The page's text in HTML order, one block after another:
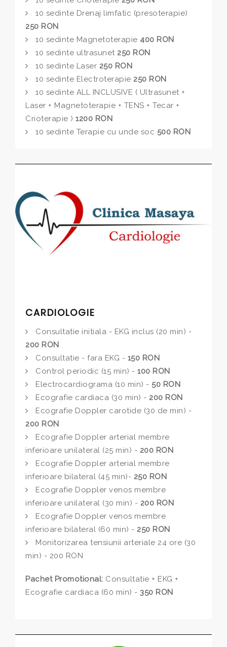
10 sedinte Drenaj limfatic (presoterapie)
250 RON
10 sedinte Magnetoterapie 400 RON
10 sedinte ultrasunet 250 RON
10 sedinte Laser 250 RON
10 sedinte Electroterapie 250 RON
10 sedinte ALL INCLUSIVE ( Ultrasunet +
Laser + Magnetoterapie + TENS + Tecar +
Crioterapie ) 1200 RON
10 sedinte Terapie cu unde soc 500 RON
CARDIOLOGIE
Consultatie initiala - EKG inclus (20 min) -
200 RON
Consultatie - fara EKG - 150 RON
Control periodic (15 min) - 100 RON
Electrocardiograma (10 min) - 50 RON
Ecografie cardiaca (30 min) - 200 RON
Ecografie Doppler carotide (30 de min) -
200 RON
Ecografie Doppler arterial membre
inferioare unilateral (25 min) - 200 RON
Ecografie Doppler arterial membre
inferioare bilateral (45 min)- 250 RON
Ecografie Doppler venos membre
inferioare unilateral (30 min) - 200 RON
Ecografie Doppler venos membre
inferioare bilateral (60 min) - 250 RON
Monitorizarea tensiunii arteriale 24 ore (30
min) - 200 RON
Pachet Promotional: Consultatie + EKG +
Ecografie cardiaca (60 min) - 350 RON